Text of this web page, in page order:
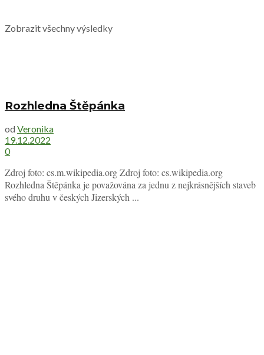
Zobrazit všechny výsledky
Rozhledna Štěpánka
od Veronika
19.12.2022
0
Zdroj foto: cs.m.wikipedia.org Zdroj foto: cs.wikipedia.org
Rozhledna Štěpánka je považována za jednu z nejkrásnějších staveb
svého druhu v českých Jizerských ...